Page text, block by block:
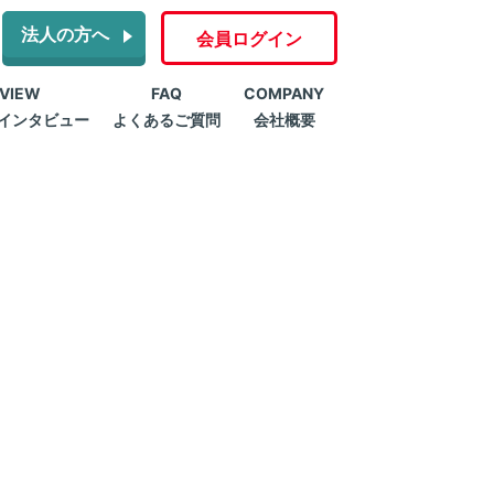
法人の方へ 会員ログイン
ンタビュー
FAQ
よくあるご質問
COMPANY
会社概要